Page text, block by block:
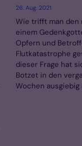
26. Aug. 2021
Wie trifft man den
einem
Opfern und
Flutkatastrophe
dieser Frage hat
Botzet in den
Wochen